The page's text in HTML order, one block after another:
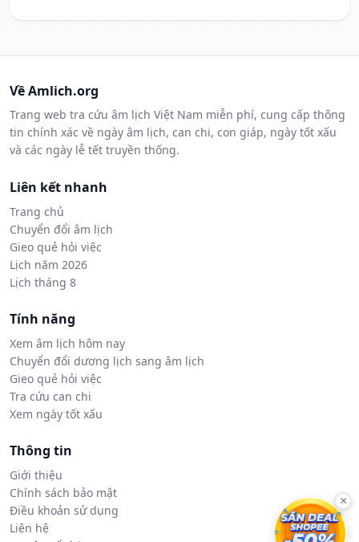
Về Amlich.org
Trang web tra cứu âm lịch Việt Nam miễn phí, cung cấp thông
tin chính xác về ngày âm lịch, can chi, con giáp, ngày tốt xấu
và các ngày lễ tết truyền thống.
Liên kết nhanh
Trang chủ
Chuyển đổi âm lịch
Gieo quẻ hỏi việc
Lịch năm 2026
Lịch tháng 8
Tính năng
Xem âm lịch hôm nay
Chuyển đổi dương lịch sang âm lịch
Gieo quẻ hỏi việc
Tra cứu can chi
Xem ngày tốt xấu
Thông tin
Giới thiệu
Chính sách bảo mật
Điều khoản sử dụng
Liên hệ
×